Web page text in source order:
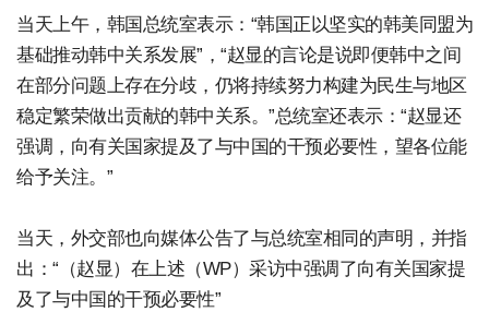
当天上午，韩国总统室表示：“韩国正以坚实的韩美同盟为
基础推动韩中关系发展”，“赵显的言论是说即便韩中之间
在部分问题上存在分歧，仍将持续努力构建为民生与地区
稳定繁荣做出贡献的韩中关系。”总统室还表示：“赵显还
强调，向有关国家提及了与中国的干预必要性，望各位能
给予关注。”
当天，外交部也向媒体公告了与总统室相同的声明，并指
出：“（赵显）在上述（WP）采访中强调了向有关国家提
及了与中国的干预必要性”